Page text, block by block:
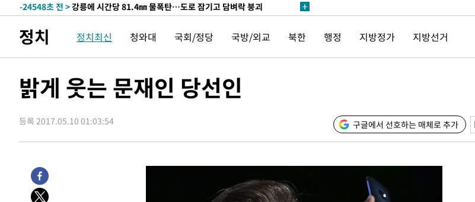
-24548초 전 >강릉에 시간당 81.4㎜ 물폭탄…도로 잠기고 담벼락 붕괴
-18365초 전 >
선재도서 해루질 나섰다 실종 60대, 닷새 만에 숨진 채 발견
-15899초 전 >남자 농구, 나고야 아시안게임서 '홈팀' 일본과 한일전
-11502초 전 >극한폭염 한풀 꺾이지만…'낮 최고 35도' 무더위, 열대야 계속[다음
-7037초 전 >[속보]'압수수색·성접대 논란' 축구협회 "실망과 걱정 안겨드려 죄
1시간 전 >'최고 37도' 폭염 지속…강원동해안 최대 150㎜ 비
-31852초 전 >
틀레티코 이적"
-31634초 전 >
수도권 40도 육박 '펄펄'…동해안 일부 지역엔 호의주의보
정치 정치최신 청와대 국회/정당 국방/외교 북한 행정 지방정가 지방선거
밝게 웃는 문재인 당선인
등록 2017.05.10 01:03:54 구글에서 선호하는 매체로 추가